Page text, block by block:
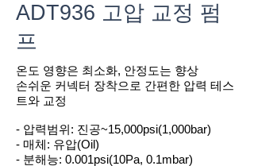
ADT936 고압 교정 펌
프
온도 영향은 최소화, 안정도는 향상
손쉬운 커넥터 장착으로 간편한 압력 테스
트와 교정
- 압력범위: 진공~15,000psi(1,000bar)
- 매체: 유압(Oil)
- 분해능: 0.001psi(10Pa, 0.1mbar)